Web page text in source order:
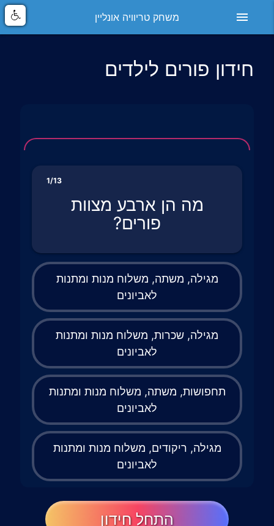
menu משחק טריוויה אונליין
חידון פורים לילדים
1/13
מה הן ארבע מצוות
פורים?
מגילה, משתה, משלוח מנות ומתנות
לאביונים
מגילה, שכרות, משלוח מנות ומתנות
לאביונים
תחפושות, משתה, משלוח מנות ומתנות
לאביונים
מגילה, ריקודים, משלוח מנות ומתנות
לאביונים
התחל חידון